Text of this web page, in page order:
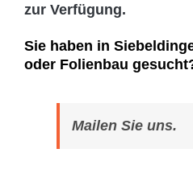
zur Verfügung.
Sie haben in
oder Folienbau
Mailen Sie uns.